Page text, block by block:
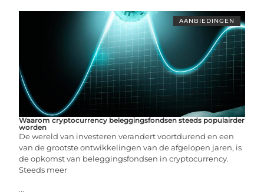
AANBIEDINGEN
Waarom cryptocurrency beleggingsfondsen steeds populairder
worden
De wereld van investeren verandert voortdurend en een
van de grootste ontwikkelingen van de afgelopen jaren, is
de opkomst van beleggingsfondsen in cryptocurrency.
Steeds meer
...